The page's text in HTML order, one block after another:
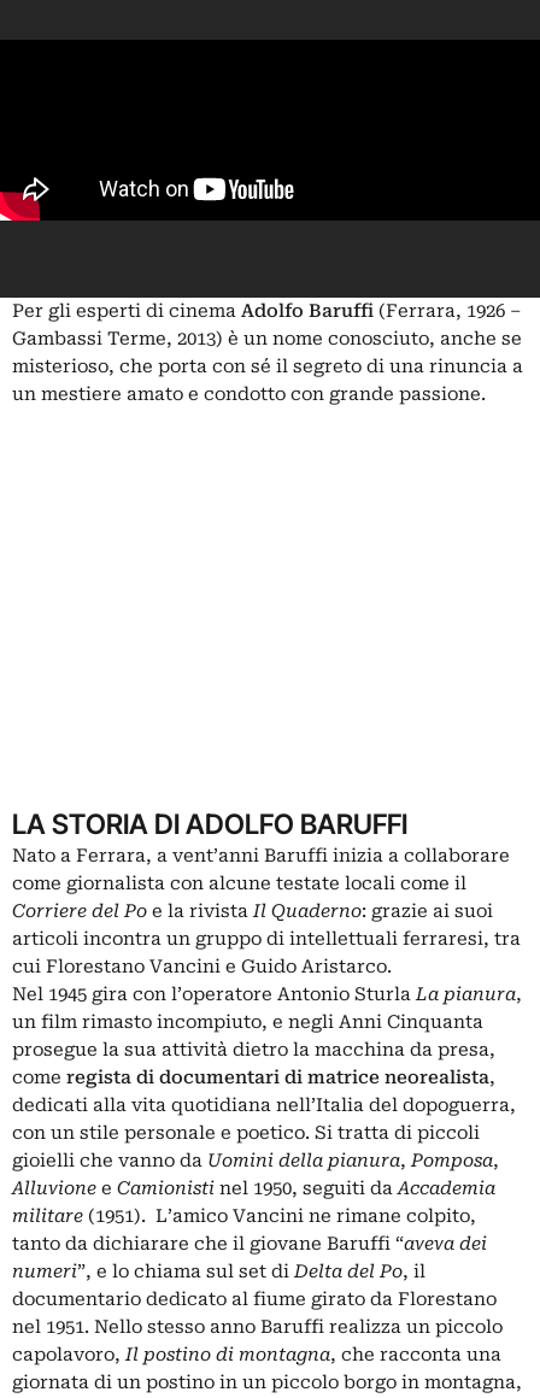
Per gli esperti di cinema Adolfo Baruffi (Ferrara, 1926 ‒
Gambassi Terme, 2013) è un nome conosciuto, anche se
misterioso, che porta con sé il segreto di una rinuncia a
un mestiere amato e condotto con grande passione.
LA STORIA DI ADOLFO BARUFFI
Nato a Ferrara, a vent’anni Baruffi inizia a collaborare
come giornalista con alcune testate locali come il
Corriere del Po e la rivistaIl Quaderno: grazie ai suoi
articoli incontra un gruppo di intellettuali ferraresi, tra
cui Florestano Vancini e Guido Aristarco.
Nel 1945 gira con l’operatore Antonio SturlaLa pianura,
un film rimasto incompiuto, e negli Anni Cinquanta
prosegue la sua attività dietro la macchina da presa,
come regista di documentari di matrice neorealista,
dedicati alla vita quotidiana nell’Italia del dopoguerra,
con un stile personale e poetico. Si tratta di piccoli
gioielli che vanno da Uomini della pianura,Pomposa,
Alluvione e Camionisti nel 1950, seguiti daAccademia
militare (1951). L’amico Vancini ne rimane colpito,
tanto da dichiarare che il giovane Baruffi “aveva dei
numeri”, e lo chiama sul set diDelta del Po, il
documentario dedicato al fiume girato da Florestano
nel 1951. Nello stesso anno Baruffi realizza un piccolo
capolavoro,Il postino di montagna, che racconta una
giornata di un postino in un piccolo borgo in montagna,